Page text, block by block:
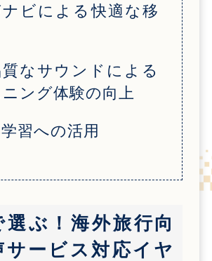
ビによる快適な移
なサウンドによる
ニング体験の向上
習への活用
選ぶ！海外旅行向
サービス対応イヤ